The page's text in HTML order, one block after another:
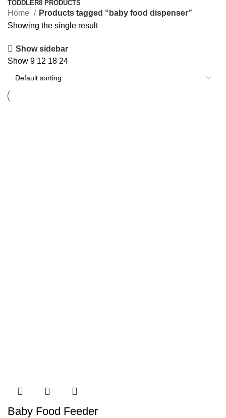
TODDLER8 PRODUCTS
Home
Products tagged “baby food dispenser”
Showing the single result
Show sidebar
Show 9 12 18 24
Baby Food Feeder